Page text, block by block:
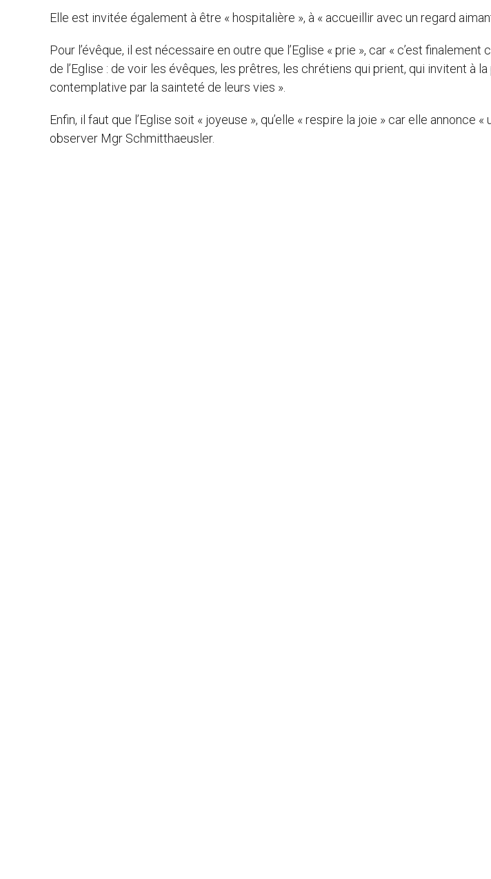
Elle est invitée également à être « hospitalière », à « accueillir avec un regard
Pour l’évêque, il est nécessaire en outre que l’Eglise « prie », car « c’est
de l’Eglise : de voir les évêques, les prêtres, les chrétiens qui prient, qui invitent à
contemplative par la sainteté de leurs vies ».
Enfin, il faut que l’Eglise soit « joyeuse », qu’elle « respire la joie » car elle annonce
observer Mgr Schmitthaeusler.